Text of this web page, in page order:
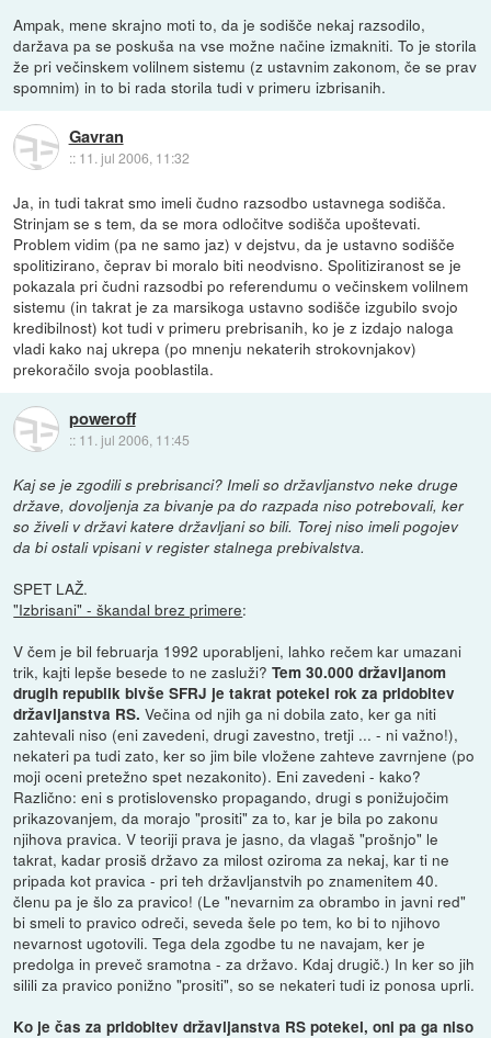
Ampak, mene skrajno moti to, da je sodišče nekaj razsodilo,
daržava pa se poskuša na vse možne načine izmakniti. To je storila
že pri večinskem volilnem sistemu (z ustavnim zakonom, če se prav
spomnim) in to bi rada storila tudi v primeru izbrisanih.
Gavran
:: 11. jul 2006, 11:32
Ja, in tudi takrat smo imeli čudno razsodbo ustavnega sodišča.
Strinjam se s tem, da se mora odločitve sodišča upoštevati.
Problem vidim (pa ne samo jaz) v dejstvu, da je ustavno sodišče
spolitizirano, čeprav bi moralo biti neodvisno. Spolitiziranost se je
pokazala pri čudni razsodbi po referendumu o večinskem volilnem
sistemu (in takrat je za marsikoga ustavno sodišče izgubilo svojo
kredibilnost) kot tudi v primeru prebrisanih, ko je z izdajo naloga
vladi kako naj ukrepa (po mnenju nekaterih strokovnjakov)
prekoračilo svoja pooblastila.
poweroff
:: 11. jul 2006, 11:45
Kaj se je zgodili s prebrisanci? Imeli so državljanstvo neke druge
države, dovoljenja za bivanje pa do razpada niso potrebovali, ker
so živeli v državi katere državljani so bili. Torej niso imeli pogojev
da bi ostali vpisani v register stalnega prebivalstva.
SPET LAŽ.
"Izbrisani" - škandal brez primere:
V čem je bil februarja 1992 uporabljeni, lahko rečem kar umazani
trik, kajti lepše besede to ne zasluži?Tem 30.000 državljanom
drugih republik bivše SFRJ je takrat potekel rok za pridobitev
državljanstva RS. Večina od njih ga ni dobila zato, ker ga niti
zahtevali niso (eni zavedeni, drugi zavestno, tretji ... - ni važno!),
nekateri pa tudi zato, ker so jim bile vložene zahteve zavrnjene (po
moji oceni pretežno spet nezakonito). Eni zavedeni - kako?
Različno: eni s protislovensko propagando, drugi s ponižujočim
prikazovanjem, da morajo "prositi" za to, kar je bila po zakonu
njihova pravica. V teoriji prava je jasno, da vlagaš "prošnjo" le
takrat, kadar prosiš državo za milost oziroma za nekaj, kar ti ne
pripada kot pravica - pri teh državljanstvih po znamenitem 40.
členu pa je šlo za pravico! (Le "nevarnim za obrambo in javni red"
bi smeli to pravico odreči, seveda šele po tem, ko bi to njihovo
nevarnost ugotovili. Tega dela zgodbe tu ne navajam, ker je
predolga in preveč sramotna - za državo. Kdaj drugič.) In ker so jih
silili za pravico ponižno "prositi", so se nekateri tudi iz ponosa uprli.
Ko je čas za pridobitev državljanstva RS potekel, oni pa ga niso